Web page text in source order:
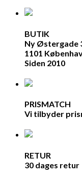
BUTIK
Ny Østergade
1101
Siden 2010
PRISMATCH
Vi tilbyder
RETUR
30 dages retur